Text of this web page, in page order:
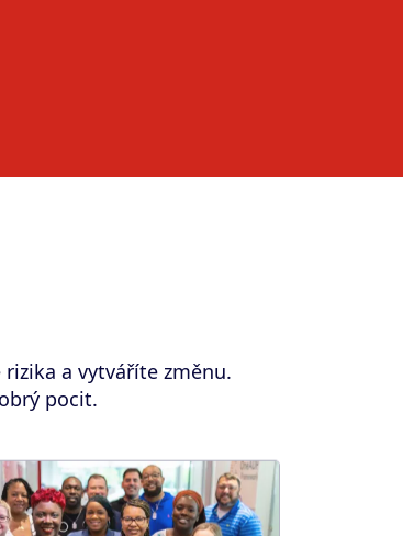
a vytváříte změnu.
pocit.